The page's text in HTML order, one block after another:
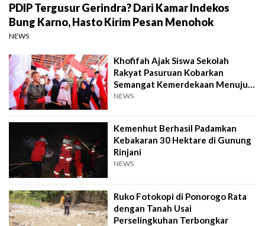
PDIP Tergusur Gerindra? Dari Kamar Indekos
Bung Karno, Hasto Kirim Pesan Menohok
NEWS
Khofifah Ajak Siswa Sekolah
Rakyat Pasuruan Kobarkan
Semangat Kemerdekaan Menuju
Indonesia Emas
NEWS
Kemenhut Berhasil Padamkan
Kebakaran 30 Hektare di Gunung
Rinjani
NEWS
Ruko Fotokopi di Ponorogo Rata
dengan Tanah Usai
Perselingkuhan Terbongkar